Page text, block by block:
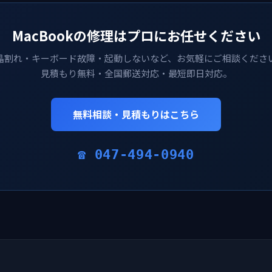
MacBookの修理はプロにお任せください
割れ・キーボード故障・起動しないなど、お気軽にご相談くださ
見積もり無料・全国郵送対応・最短即日対応。
無料相談・見積もりはこちら
☎ 047-494-0940